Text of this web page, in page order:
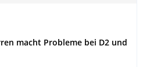
macht Probleme bei D2 und